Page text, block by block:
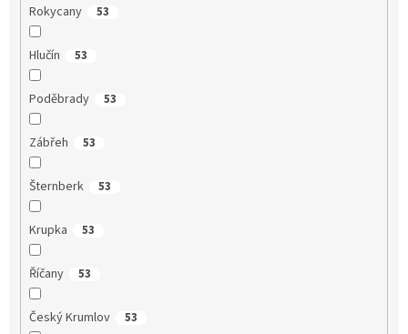
Rokycany 53
Hlučín 53
Poděbrady 53
Zábřeh 53
Šternberk 53
Krupka 53
Říčany 53
Český Krumlov 53